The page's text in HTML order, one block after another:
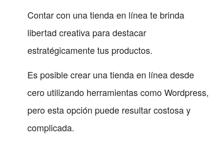
Contar con una tienda en línea te brinda
libertad creativa para destacar
estratégicamente tus productos.
Es posible crear una tienda en línea desde
cero utilizando herramientas como Wordpress,
pero esta opción puede resultar costosa y
complicada.